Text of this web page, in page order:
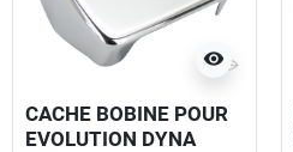
visibility
CACHE BOBINE POUR
EVOLUTION DYNA